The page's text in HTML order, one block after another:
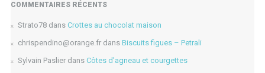
COMMENTAIRES RÉCENTS
Strato78dans Crottes au chocolat maison
chrispendino@orange.frdans Biscuits figues – Petrali
Sylvain Paslierdans Côtes d’agneau et courgettes